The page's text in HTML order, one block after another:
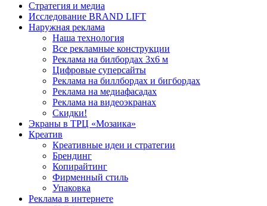
Стратегия и медиа
Исследование BRAND LIFT
Наружная реклама
Наша технология
Все рекламные конструкции
Реклама на билбордах 3х6 м
Цифровые суперсайты
Реклама на биллбордах и бигбордах
Реклама на медиафасадах
Реклама на видеоэкранах
Скидки!
Экраны в ТРЦ «Мозаика»
Креатив
Креативные идеи и стратегии
Брендинг
Копирайтинг
Фирменный стиль
Упаковка
Реклама в интернете